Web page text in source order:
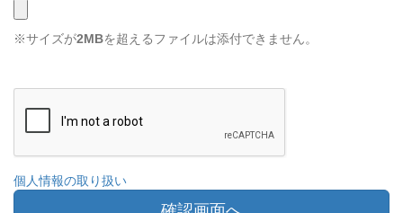
※サイズが2MBを超えるファイルは添付できません。
個人情報の取り扱い